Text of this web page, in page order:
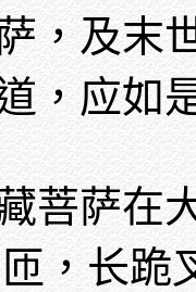
，及末
，应如
菩萨在
，长跪